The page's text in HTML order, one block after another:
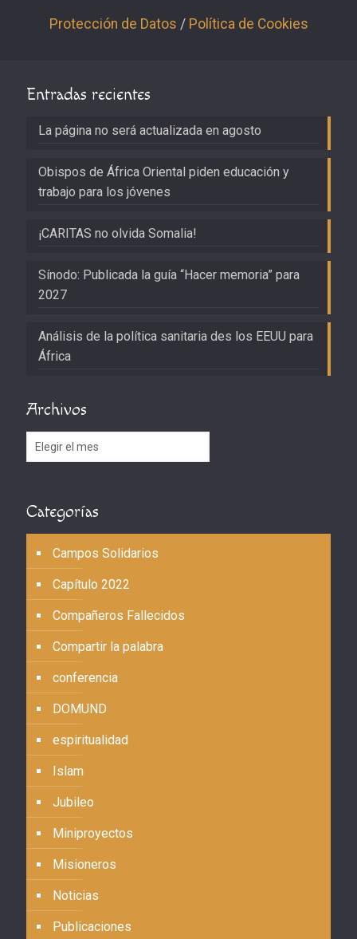
Protección de Datos / Política de Cookies
Entradas recientes
La página no será actualizada en agosto
Obispos de África Oriental piden educación y
trabajo para los jóvenes
¡CARITAS no olvida Somalia!
Sínodo: Publicada la guía “Hacer memoria” para
2027
Análisis de la política sanitaria des los EEUU para
África
Archivos
Archivos
Categorías
Campos Solidarios
Capítulo 2022
Compañeros Fallecidos
Compartir la palabra
conferencia
DOMUND
espiritualidad
Islam
Jubileo
Miniproyectos
Misioneros
Noticias
Publicaciones